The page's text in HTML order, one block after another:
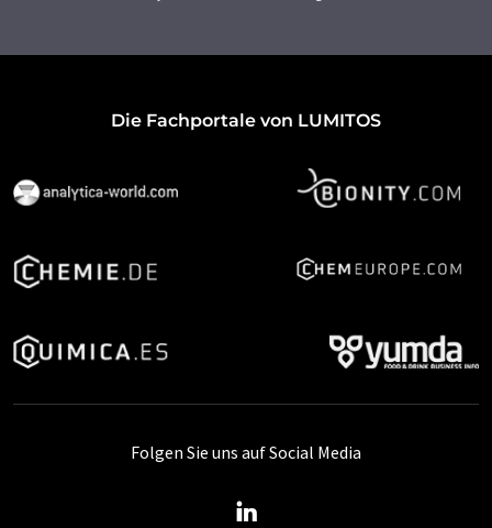
Die Fachportale von LUMITOS
Folgen Sie uns auf Social Media